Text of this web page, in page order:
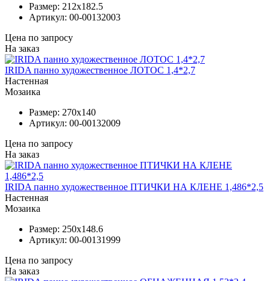
Размер: 212x182.5
Артикул: 00-00132003
Цена по запросу
На заказ
IRIDA панно художественное ЛОТОС 1,4*2,7
Настенная
Мозаика
Размер: 270x140
Артикул: 00-00132009
Цена по запросу
На заказ
IRIDA панно художественное ПТИЧКИ НА КЛЕНЕ 1,486*2,5
Настенная
Мозаика
Размер: 250x148.6
Артикул: 00-00131999
Цена по запросу
На заказ